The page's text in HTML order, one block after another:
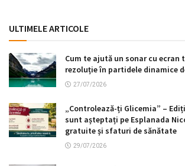
ULTIMELE ARTICOLE
Cum te ajută un sonar cu
rezoluție în partidele dinamice
27/07/2026
„Controlează-ți Glicemia” –
sunt așteptați pe Esplanada
gratuite și sfaturi de sănătate
29/07/2026